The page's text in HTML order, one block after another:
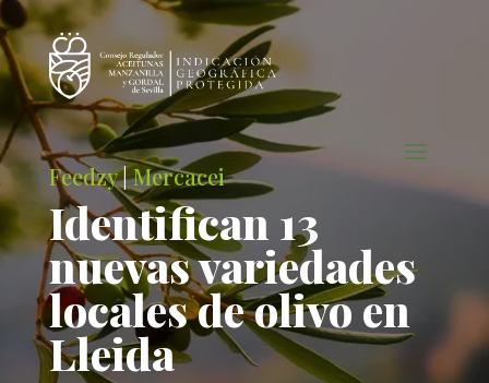
Feedzy|Mercacei
Identifican 13
nuevas variedades
locales de olivo en
Lleida